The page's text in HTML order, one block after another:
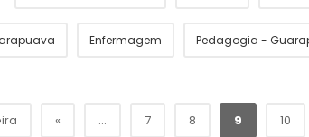
Enfermagem Pedagogia -
« ... 7 8 9 10